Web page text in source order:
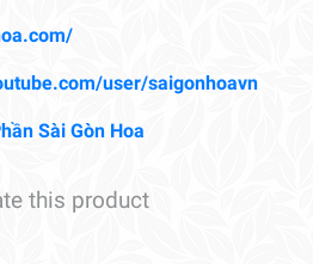
user/saigonhoavn
Sài Gòn Hoa
this product